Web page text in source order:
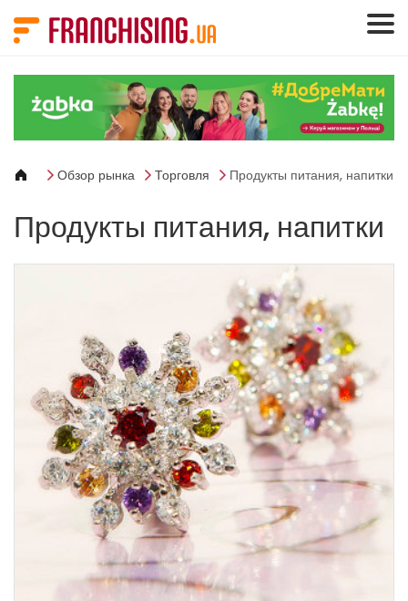
Обзор рынка Торговля Продукты питания, напитки
Продукты питания, напитки